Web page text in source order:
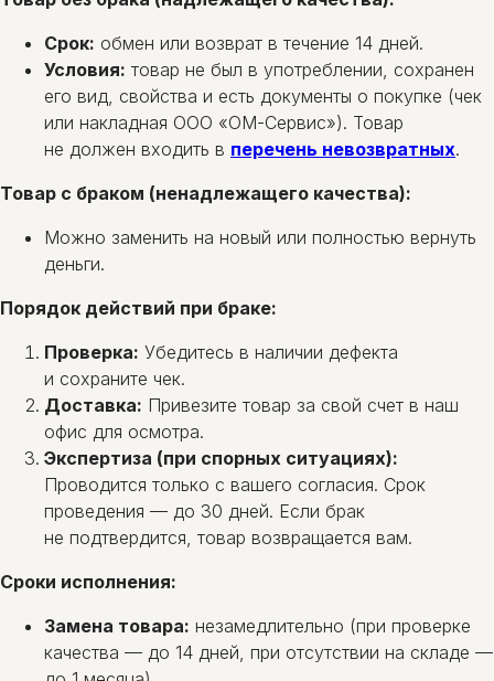
Срок: обмен или возврат в течение 14 дней.
Условия: товар не был в употреблении, сохранен
его вид, свойства и есть документы о покупке (чек
или накладная ООО «ОМ-Сервис»). Товар
не должен входить в перечень невозвратных.
Товар с браком (ненадлежащего качества):
Можно заменить на новый или полностью вернуть
деньги.
Порядок действий при браке:
Проверка: Убедитесь в наличии дефекта
и сохраните чек.
Доставка: Привезите товар за свой счет в наш
офис для осмотра.
Экспертиза (при спорных ситуациях):
Проводится только с вашего согласия. Срок
проведения — до 30 дней. Если брак
не подтвердится, товар возвращается вам.
Сроки исполнения:
Замена товара: незамедлительно (при проверке
качества — до 14 дней, при отсутствии на складе —